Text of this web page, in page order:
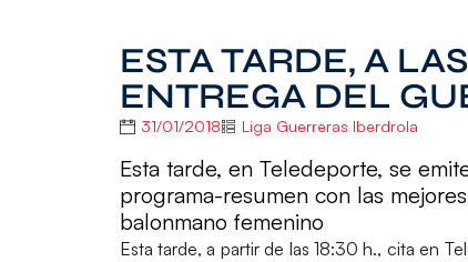
ESTA TARDE, A
ENTREGA DEL
31/01/2018 Liga Guerreras Iberdrola
Esta tarde, en Teledeporte, se
programa-resumen con las
balonmano femenino
Esta tarde, a partir de las 18:30 h., cita en